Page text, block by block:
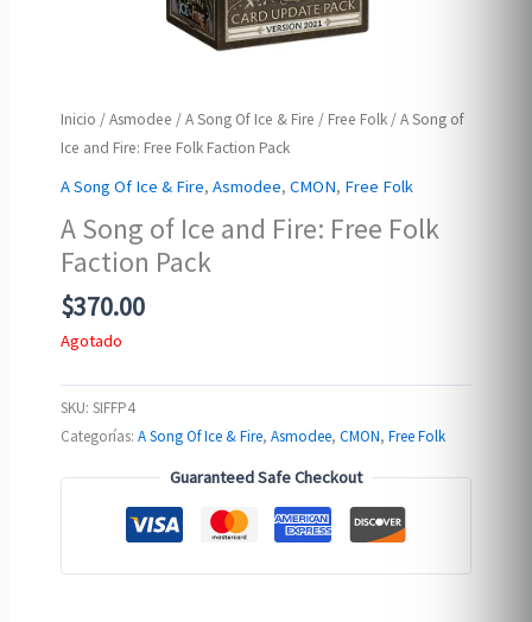
Inicio /Asmodee /A Song Of Ice & Fire / Free Folk / A Song of
Ice and Fire: Free Folk Faction Pack
A Song Of Ice & Fire,Asmodee,CMON, Free Folk
A Song of Ice and Fire: Free Folk
Faction Pack
$370.00
Agotado
SKU:SIFFP4
Categorías:A Song Of Ice & Fire,Asmodee,CMON,Free Folk
Guaranteed Safe Checkout